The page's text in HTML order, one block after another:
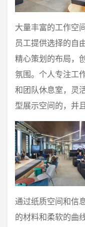
大量丰富的工作空
员工提供选择的自
精心策划的布局，
氛围。个人专注工
和团队休息室，灵
型展示空间的，并
通过纸质空间和信
的材料和柔软的曲